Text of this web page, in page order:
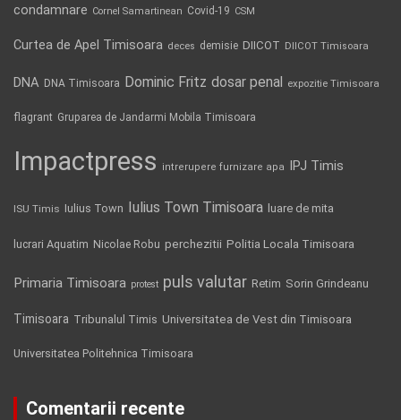
condamnare Cornel Samartinean Covid-19 CSM
Curtea de Apel Timisoara deces demisie DIICOT DIICOT Timisoara
DNA DNA Timisoara Dominic Fritz dosar penal expozitie Timisoara
flagrant Gruparea de Jandarmi Mobila Timisoara
Impactpress intrerupere furnizare apa IPJ Timis
ISU Timis Iulius Town Iulius Town Timisoara luare de mita
lucrari Aquatim Nicolae Robu perchezitii Politia Locala Timisoara
Primaria Timisoara protest puls valutar Retim Sorin Grindeanu
Timisoara Tribunalul Timis Universitatea de Vest din Timisoara
Universitatea Politehnica Timisoara
Comentarii recente